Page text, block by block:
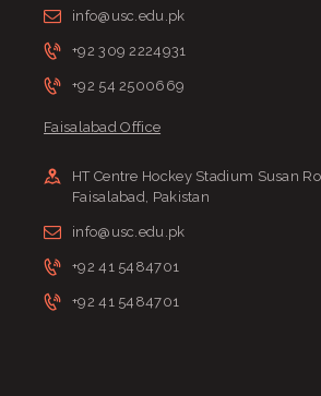
info@usc.edu.pk
+92 309 2224931
+92 54 2500669
Faisalabad Office
HT Centre Hockey Stadium Susan
Faisalabad, Pakistan
info@usc.edu.pk
+92 41 5484701
+92 41 5484701